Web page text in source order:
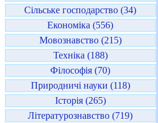
Сільське господарство (34)
Економіка (556)
Мовознавство (215)
Техніка (188)
Філософія (70)
Природничі науки (118)
Історія (265)
Літературознавство (719)